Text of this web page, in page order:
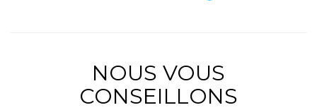
NOUS VOUS
CONSEILLONS